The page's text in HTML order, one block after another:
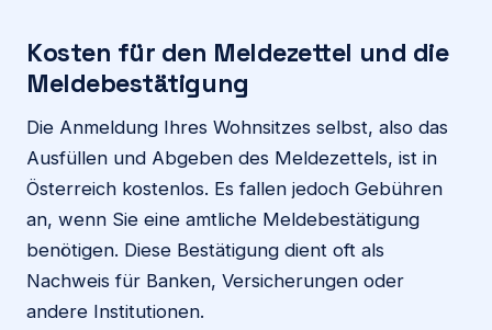
Kosten für den Meldezettel und die
Meldebestätigung
Die Anmeldung Ihres Wohnsitzes selbst, also das
Ausfüllen und Abgeben des Meldezettels, ist in
Österreich kostenlos. Es fallen jedoch Gebühren
an, wenn Sie eine amtliche Meldebestätigung
benötigen. Diese Bestätigung dient oft als
Nachweis für Banken, Versicherungen oder
andere Institutionen.